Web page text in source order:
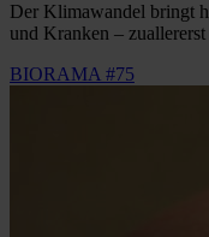
Der Klimawandel bringt
und Kranken –
BIORAMA #75